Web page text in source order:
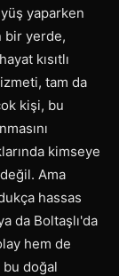
yaparken
bir yerde,
kısıtlı
tam da
kişi, bu
kimseye
Ama
hassas
da Boltaşlı'da
hem de
doğal